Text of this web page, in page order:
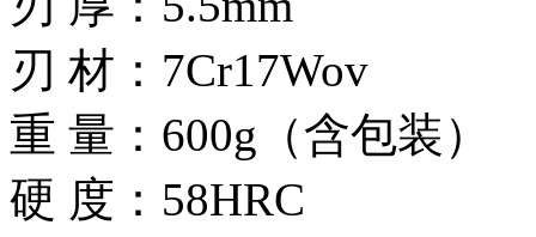
刃 材：7Cr17Wov
重 量：600g（含包装）
硬 度：58HRC